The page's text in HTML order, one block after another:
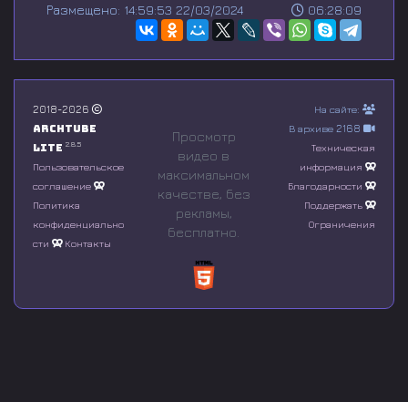
e
n
o
f
0
s
o
n
d
06:28:09
Размещено: 14:59:53 22/03/2024
2018-2026
Archtube
Lite 2.8.5
Пользовательское
соглашение
Политика
конфиденциально
сти
Контакты
Просмотр
видео в
максимальном
качестве, без
рeкламы,
бесплатно.
На сайте:
В архиве 2168
Техническая
информация
Благодарности
Поддержать
Ограничения